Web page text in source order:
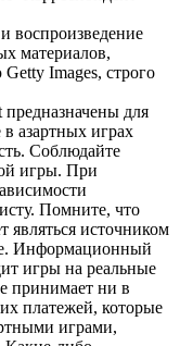
воспроизведение
материалов,
Images, строго
для
азартных играх
Соблюдайте
игры. При
Помните, что
являться источником
Информационный
игры на реальные
принимает ни в
платежей, которые
играми,